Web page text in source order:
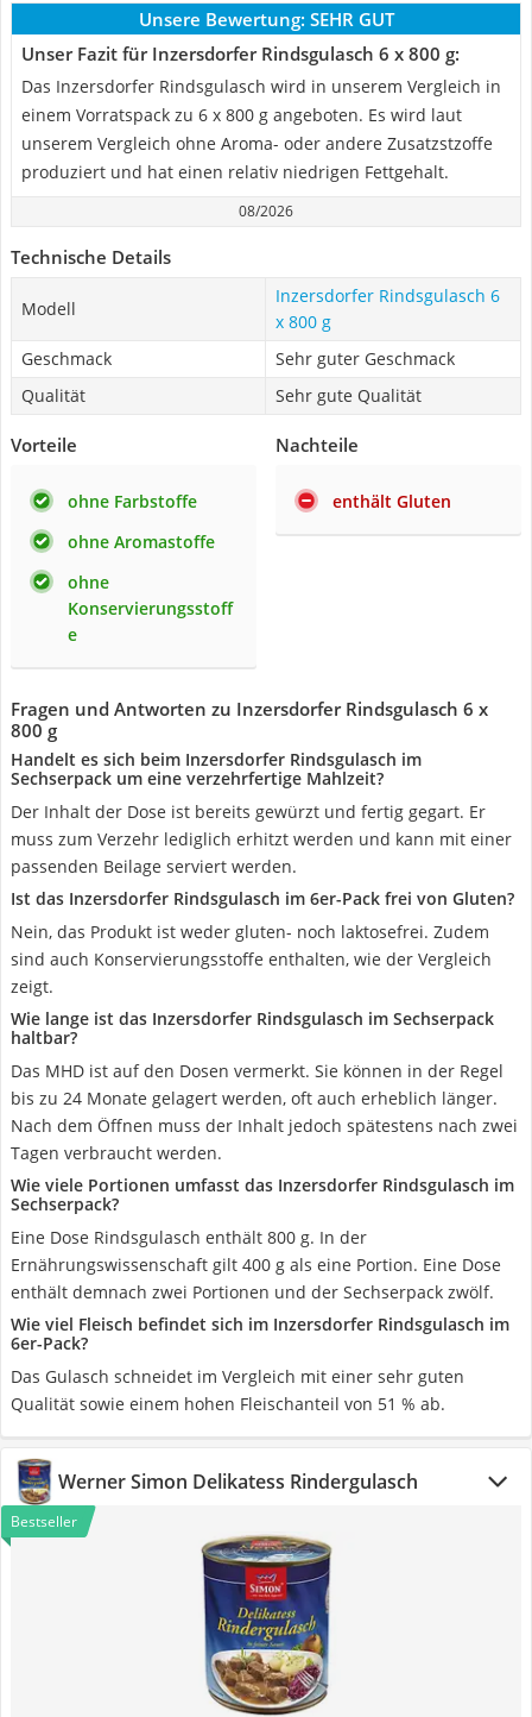
Unsere Bewertung: SEHR GUT
Unser Fazit für Inzersdorfer Rindsgulasch 6 x 800 g:
Das Inzersdorfer Rindsgulasch wird in unserem Vergleich in
einem Vorratspack zu 6 x 800 g angeboten. Es wird laut
unserem Vergleich ohne Aroma- oder andere Zusatzstzoffe
produziert und hat einen relativ niedrigen Fettgehalt.
08/2026
Technische Details
Modell
Inzersdorfer Rindsgulasch 6
x 800 g
Geschmack
Sehr guter Geschmack
Qualität
Sehr gute Qualität
Vorteile
ohne Farbstoffe
ohne Aromastoffe
ohne
Konservierungsstoff
e
Nachteile
enthält Gluten
Fragen und Antworten zu Inzersdorfer Rindsgulasch 6 x
800 g
Handelt es sich beim Inzersdorfer Rindsgulasch im
Sechserpack um eine verzehrfertige Mahlzeit?
Der Inhalt der Dose ist bereits gewürzt und fertig gegart. Er
muss zum Verzehr lediglich erhitzt werden und kann mit einer
passenden Beilage serviert werden.
Ist das Inzersdorfer Rindsgulasch im 6er-Pack frei von Gluten?
Nein, das Produkt ist weder gluten- noch laktosefrei. Zudem
sind auch Konservierungsstoffe enthalten, wie der Vergleich
zeigt.
Wie lange ist das Inzersdorfer Rindsgulasch im Sechserpack
haltbar?
Das MHD ist auf den Dosen vermerkt. Sie können in der Regel
bis zu 24 Monate gelagert werden, oft auch erheblich länger.
Nach dem Öffnen muss der Inhalt jedoch spätestens nach zwei
Tagen verbraucht werden.
Wie viele Portionen umfasst das Inzersdorfer Rindsgulasch im
Sechserpack?
Eine Dose Rindsgulasch enthält 800 g. In der
Ernährungswissenschaft gilt 400 g als eine Portion. Eine Dose
enthält demnach zwei Portionen und der Sechserpack zwölf.
Wie viel Fleisch befindet sich im Inzersdorfer Rindsgulasch im
6er-Pack?
Das Gulasch schneidet im Vergleich mit einer sehr guten
Qualität sowie einem hohen Fleischanteil von 51 % ab.
Werner Simon Delikatess Rindergulasch
Bestseller